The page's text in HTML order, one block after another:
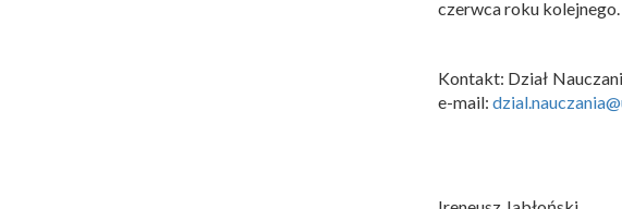
czerwca roku kolejnego.
Kontakt: Dział
e-mail: